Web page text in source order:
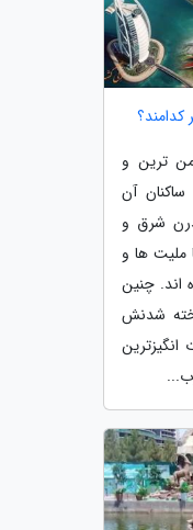
کدامند؟
ترین و
آن
شرق و
ملیت ها و
چنین
شدنش